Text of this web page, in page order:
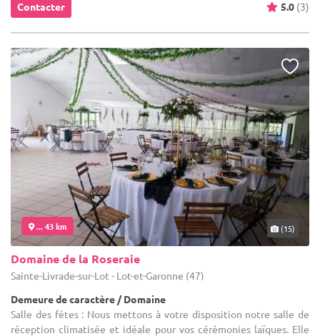
Contacter 5.0 (3)
... 43 km (15)
Domaine de la Roseraie
Sainte-Livrade-sur-Lot - Lot-et-Garonne (47)
Demeure de caractère / Domaine
Salle des fêtes : Nous mettons à votre disposition notre salle de
réception climatisée et idéale pour vos cérémonies laïques. Elle